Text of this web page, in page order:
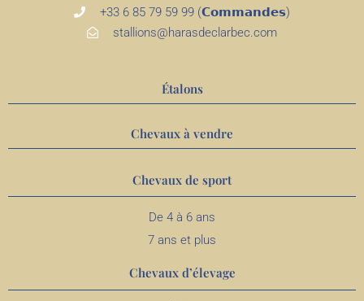
+33 6 85 79 59 99 (𝗖𝗼𝗺𝗺𝗮𝗻𝗱𝗲𝘀)
stallions@harasdeclarbec.com
Étalons
Chevaux à vendre
Chevaux de sport
De 4 à 6 ans
7 ans et plus
Chevaux d’élevage